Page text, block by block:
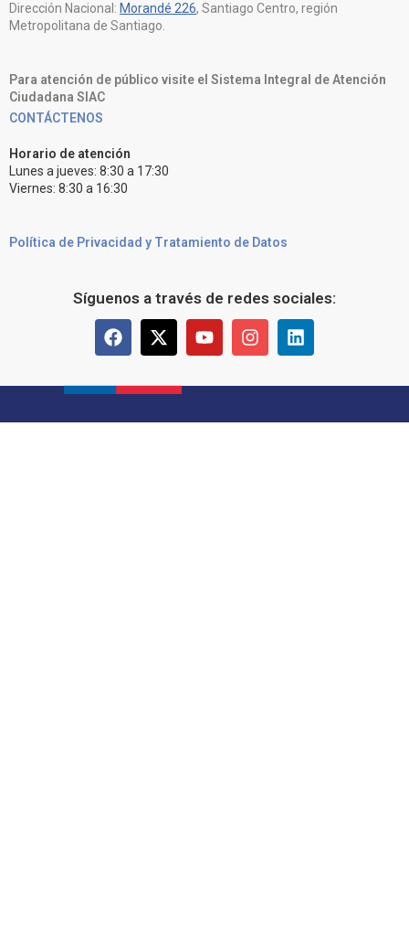
Dirección Nacional: Morandé 226, Santiago Centro, región
Metropolitana de Santiago.
Para atención de público visite el Sistema Integral de Atención
Ciudadana SIAC
CONTÁCTENOS
Horario de atención
Lunes a jueves: 8:30 a 17:30
Viernes: 8:30 a 16:30
Política de Privacidad y Tratamiento de Datos
Síguenos a través de redes sociales: